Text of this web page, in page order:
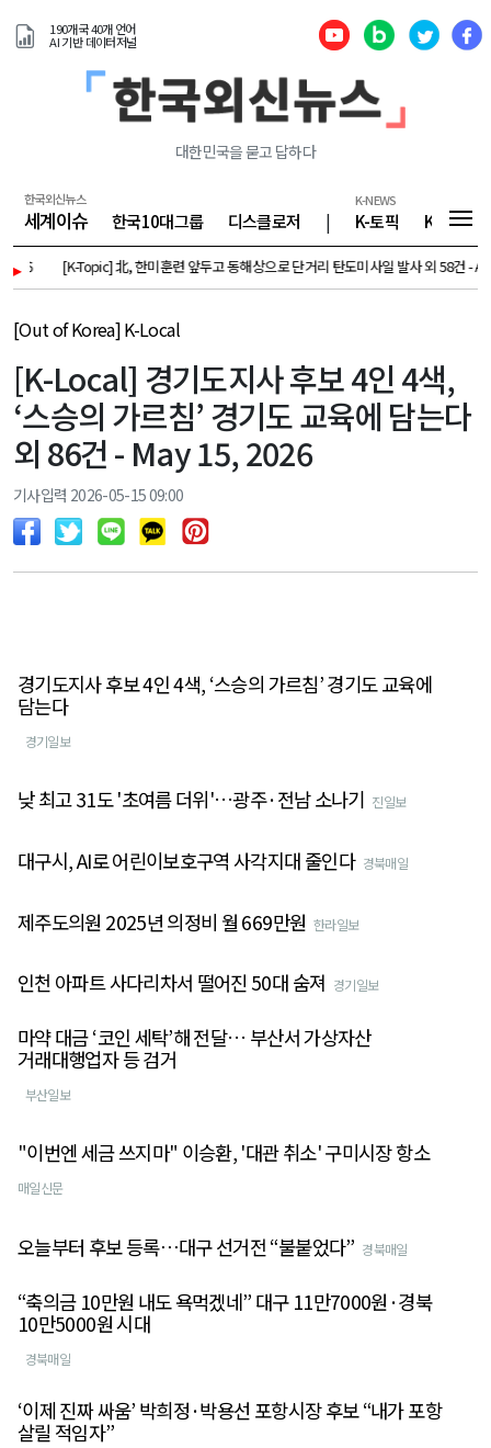
190개국 40개 언어
AI 기반 데이터저널
대한민국을 묻고 답하다
한국외신뉴스
세계이슈 한국10대그룹 디스클로저 |
K-NEWS
K-토픽 K-기업
▸ [K-Topic] 北, 한미훈련 앞두고 동해상으로 단거리 탄도미사일 발사 외 58건 -
[Out of Korea] K-Local
[K-Local] 경기도지사 후보 4인 4색,
‘스승의 가르침’ 경기도 교육에 담는다
외 86건 - May 15, 2026
기사입력 2026-05-15 09:00
경기도지사 후보 4인 4색, ‘스승의 가르침’ 경기도 교육에
담는다
경기일보
낮 최고 31도 '초여름 더위'…광주·전남 소나기 진일보
대구시, AI로 어린이보호구역 사각지대 줄인다 경북매일
제주도의원 2025년 의정비 월 669만원 한라일보
인천 아파트 사다리차서 떨어진 50대 숨져 경기일보
마약 대금 ‘코인 세탁’해 전달… 부산서 가상자산
거래대행업자 등 검거
부산일보
"이번엔 세금 쓰지마" 이승환, '대관 취소' 구미시장 항소
매일신문
오늘부터 후보 등록⋯대구 선거전 “불붙었다” 경북매일
“축의금 10만원 내도 욕먹겠네” 대구 11만7000원·경북
10만5000원 시대
경북매일
‘이제 진짜 싸움’ 박희정·박용선 포항시장 후보 “내가 포항
살릴 적임자”